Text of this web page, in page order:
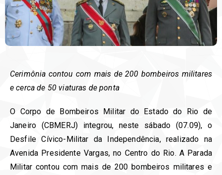
Cerimônia contou com mais de 200 bombeiros militares
e cerca de 50 viaturas de ponta
O Corpo de Bombeiros Militar do Estado do Rio de
Janeiro (CBMERJ) integrou, neste sábado (07.09), o
Desfile Cívico-Militar da Independência, realizado na
Avenida Presidente Vargas, no Centro do Rio. A Parada
Militar contou com mais de 200 bombeiros militares e